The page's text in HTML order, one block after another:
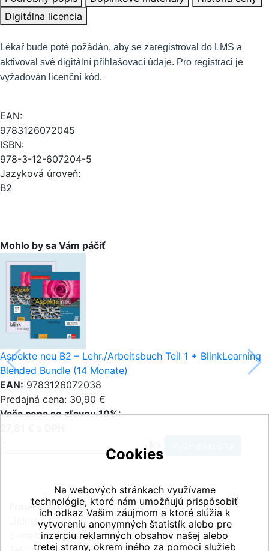
Digitálna licencia
Lékař bude poté požádán, aby se zaregistroval do LMS a
aktivoval své digitální přihlašovací údaje. Pro registraci je
vyžadován licenční kód.
EAN:
9783126072045
ISBN:
978-3-12-607204-5
Jazyková úroveň:
B2
Mohlo by sa Vám páčiť
Aspekte neu B2 – Lehr./Arbeitsbuch Teil 1 + BlinkLearning
Blended Bundle (14 Monate)
EAN: 9783126072038
Predajná cena: 30,90 €
Vaša cena so zľavou 10%:
Fraus Klett, s.r.o.
Jičínská 2348/10, 130 00 Praha 3
E-mail:info@fraus-klett.cz
Cookies
Na webových stránkach využívame
technológie, ktoré nám umožňujú prispôsobiť
ich odkaz Vašim záujmom a ktoré slúžia k
vytvoreniu anonymných štatistík alebo pre
inzerciu reklamných obsahov našej alebo
tretej strany, okrem iného za pomoci služieb